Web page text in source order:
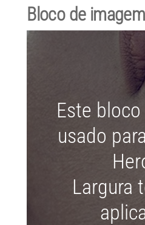
Bloco de
Este
usado
Largura